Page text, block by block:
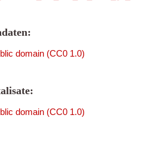
domain (CC0 1.0)
domain (CC0 1.0)